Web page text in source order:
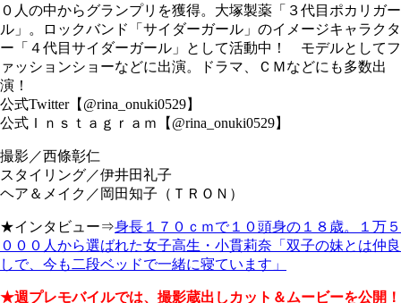
０人の中からグランプリを獲得。大塚製薬「３代目ポカリガー
ル」。ロックバンド「サイダーガール」のイメージキャラクタ
ー「４代目サイダーガール」として活動中！ モデルとしてフ
ァッションショーなどに出演。ドラマ、ＣＭなどにも多数出
演！
公式Twitter【@rina_onuki0529】
公式Ｉｎｓｔａｇｒａｍ【@rina_onuki0529】
撮影／西條彰仁
スタイリング／伊井田礼子
ヘア＆メイク／岡田知子（ＴＲＯＮ）
★インタビュー⇒身長１７０ｃｍで１０頭身の１８歳。１万５
０００人から選ばれた女子高生・小貫莉奈「双子の妹とは仲良
しで、今も二段ベッドで一緒に寝ています」
★週プレモバイルでは、撮影蔵出しカット＆ムービーを公開！